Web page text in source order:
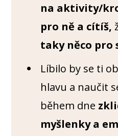
na aktivity/
pro ně a cítíš,
taky něco pro
Líbilo by se ti
hlavu a naučit
během dne
myšlenky a